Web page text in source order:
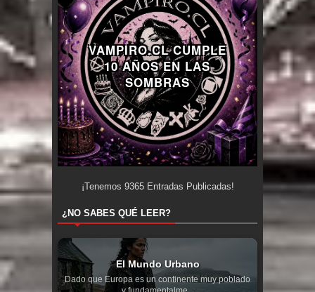
VAMPIRO.CL CUMPLE
10 AÑOS EN LAS
SOMBRAS
¡Tenemos 9365Entradas Publicadas!
¿NO SABES QUÉ LEER?
El Mundo Urbano
Dado que Europa es un continente muy poblado